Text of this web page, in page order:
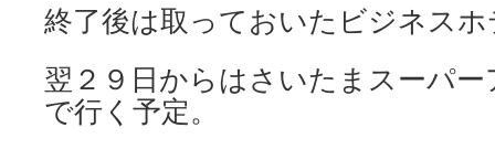
終了後は取っておいたビジネス
翌２９日からはさいたまスーパ
で行く予定。